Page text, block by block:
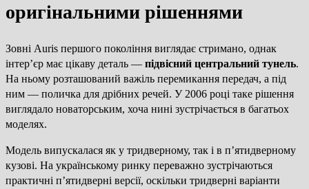
оригінальними рішеннями
Зовні Auris першого покоління виглядає стримано, однак
інтер’єр має цікаву деталь — підвісний центральний тунель.
На ньому розташований важіль перемикання передач, а під
ним — поличка для дрібних речей. У 2006 році таке рішення
виглядало новаторським, хоча нині зустрічається в багатьох
моделях.
Модель випускалася як у тридверному, так і в п’ятидверному
кузові. На українському ринку переважно зустрічаються
практичні п’ятидверні версії, оскільки тридверні варіанти